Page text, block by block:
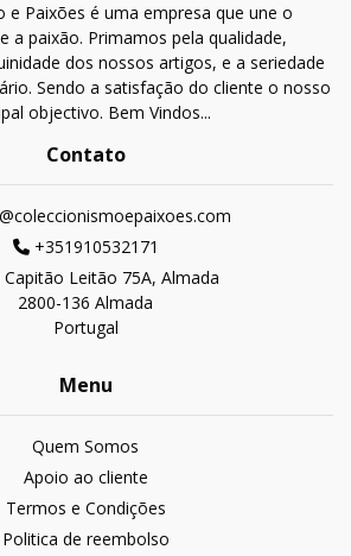
e Paixões é uma empresa que une o
a paixão. Primamos pela qualidade,
dos nossos artigos, e a seriedade
Sendo a satisfação do cliente o nosso
objectivo. Bem Vindos...
Contato
+351910532171
Leitão 75A, Almada
2800-136 Almada
Portugal
Menu
Quem Somos
Apoio ao cliente
Termos e Condições
Politica de reembolso